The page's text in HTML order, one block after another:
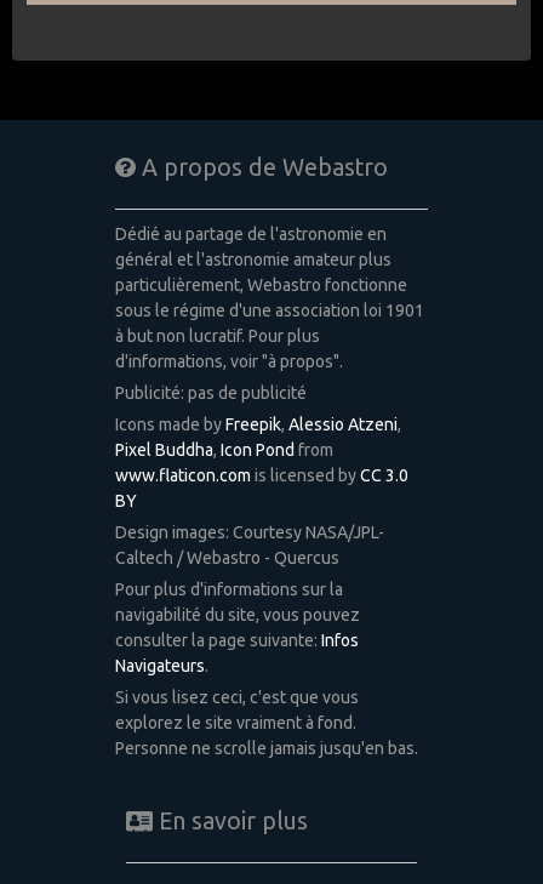
A propos de Webastro
Dédié au partage de l'astronomie en
général et l'astronomie amateur plus
particulièrement, Webastro fonctionne
sous le régime d'une association loi 1901
à but non lucratif. Pour plus
d'informations, voir "à propos".
Publicité: pas de publicité
Icons made byFreepik, Alessio Atzeni,
Pixel Buddha, Icon Pond from
www.flaticon.com is licensed byCC 3.0
BY
Design images: Courtesy NASA/JPL-
Caltech / Webastro - Quercus
Pour plus d'informations sur la
navigabilité du site, vous pouvez
consulter la page suivante: Infos
Navigateurs.
Si vous lisez ceci, c'est que vous
explorez le site vraiment à fond.
Personne ne scrolle jamais jusqu'en bas.
En savoir plus